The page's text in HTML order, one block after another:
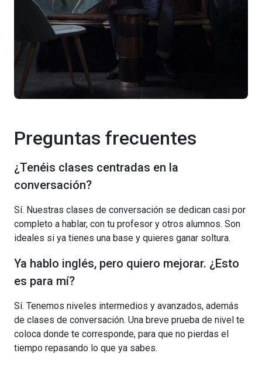
Preguntas frecuentes
¿Tenéis clases centradas en la
conversación?
Sí. Nuestras clases de conversación se dedican casi por
completo a hablar, con tu profesor y otros alumnos. Son
ideales si ya tienes una base y quieres ganar soltura.
Ya hablo inglés, pero quiero mejorar. ¿Esto
es para mí?
Sí. Tenemos niveles intermedios y avanzados, además
de clases de conversación. Una breve prueba de nivel te
coloca donde te corresponde, para que no pierdas el
tiempo repasando lo que ya sabes.